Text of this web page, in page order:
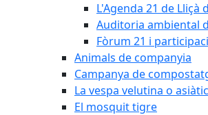
L'Agenda 21 de Lliçà
Auditoria ambiental
Fòrum 21 i
Animals de companyia
Campanya de
La vespa velutina o
El mosquit tigre